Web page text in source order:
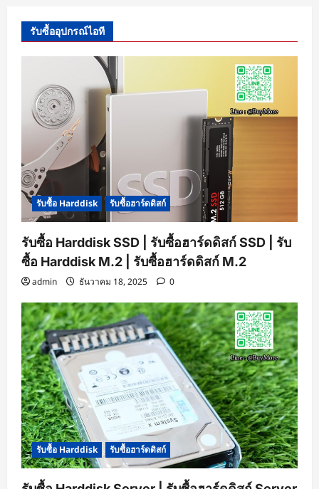
รับซื้ออุปกรณ์ไอที
รับซื้อ Harddisk รับซื้อฮาร์ดดิสก์
รับซื้อ Harddisk SSD | รับซื้อฮาร์ดดิสก์ SSD | รับ
ซื้อ Harddisk M.2 | รับซื้อฮาร์ดดิสก์ M.2
admin ธันวาคม 18, 2025 0
รับซื้อ Harddisk รับซื้อฮาร์ดดิสก์